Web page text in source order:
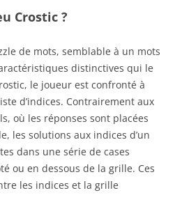
Crostic ?
de mots, semblable à un mots
distinctives qui le
le joueur est confronté à
d’indices. Contrairement aux
où les réponses sont placées
les solutions aux indices d’un
dans une série de cases
ou en dessous de la grille. Ces
les indices et la grille